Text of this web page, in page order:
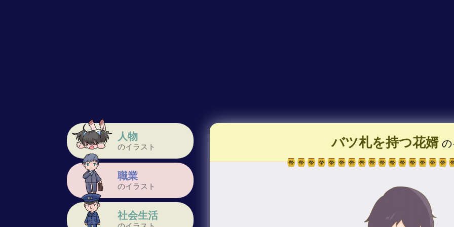
人物
のイラスト
職業
のイラスト
社会生活
バツ札を持つ花婿 の